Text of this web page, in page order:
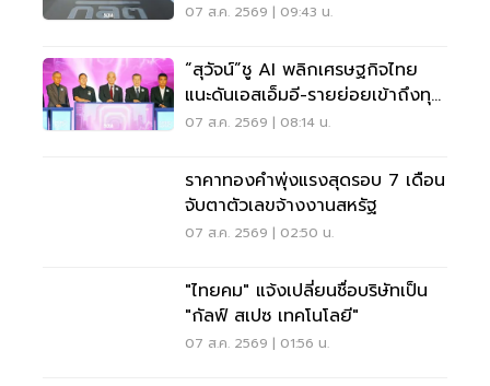
07 ส.ค. 2569 | 09:43 น.
“สุวัจน์”ชู AI พลิกเศรษฐกิจไทย
แนะดันเอสเอ็มอี-รายย่อยเข้าถึงทุน
ฝ่าวิกฤต
07 ส.ค. 2569 | 08:14 น.
ราคาทองคำพุ่งแรงสุดรอบ 7 เดือน
จับตาตัวเลขจ้างงานสหรัฐ
07 ส.ค. 2569 | 02:50 น.
"ไทยคม" แจ้งเปลี่ยนชื่อบริษัทเป็น
"กัลฟ์ สเปซ เทคโนโลยี"
07 ส.ค. 2569 | 01:56 น.